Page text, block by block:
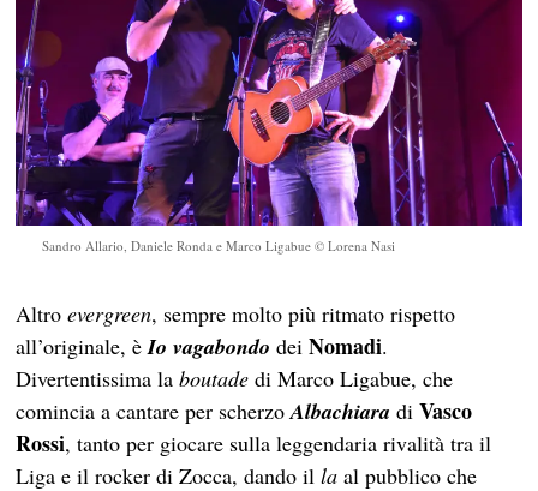
Sandro Allario, Daniele Ronda e Marco Ligabue © Lorena Nasi
Altroevergreen, sempre molto più ritmato rispetto
all’originale, èIo vagabondo deiNomadi.
Divertentissima laboutade di Marco Ligabue, che
comincia a cantare per scherzoAlbachiara diVasco
Rossi, tanto per giocare sulla leggendaria rivalità tra il
Liga e il rocker di Zocca, dando illa al pubblico che